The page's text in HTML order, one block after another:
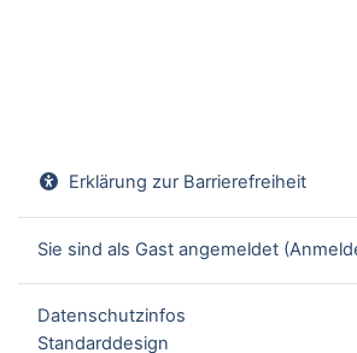
Erklärung zur Barrierefreiheit
Sie sind als Gast angemeldet (
Datenschutzinfos
Standarddesign